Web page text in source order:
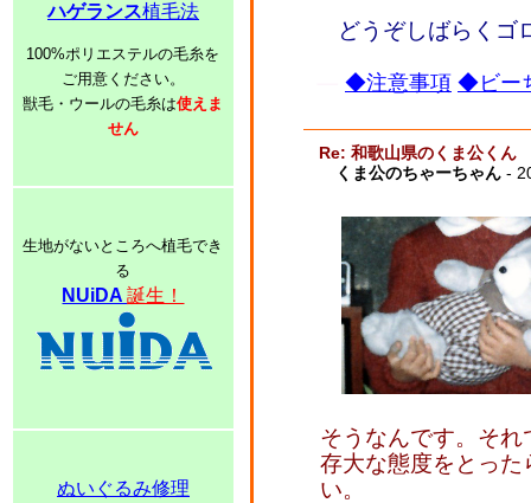
ハゲランス植毛法
100%ポリエステルの毛糸を
ご用意ください。
獣毛・ウールの毛糸は使えま
せん
生地がないところへ植毛でき
る
NUiDA誕生！
ぬいぐるみ修理
どうぞしばらくゴ
◆注意事項 ◆ビー
Re: 和歌山県のくま公くん
くま公のちゃーちゃん -
そうなんです。そ
存大な態度をとっ
い。